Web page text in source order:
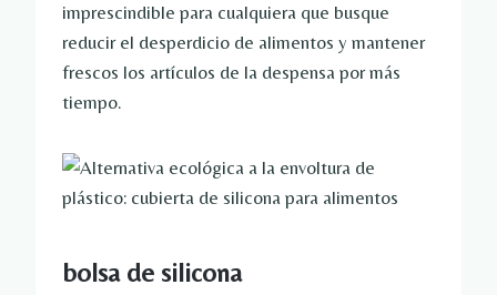
imprescindible para cualquiera que busque
reducir el desperdicio de alimentos y mantener
frescos los artículos de la despensa por más
tiempo.
bolsa de silicona